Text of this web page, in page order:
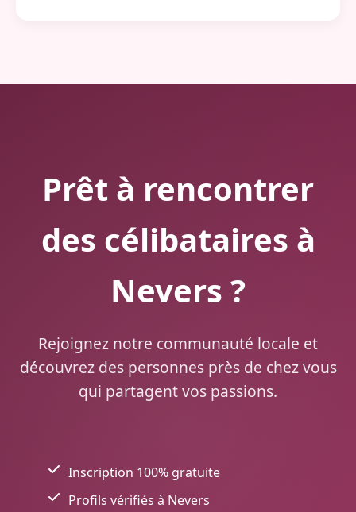
Prêt à rencontrer
des célibataires à
Nevers ?
Rejoignez notre communauté locale et
découvrez des personnes près de chez vous
qui partagent vos passions.
Inscription 100% gratuite
Profils vérifiés à Nevers